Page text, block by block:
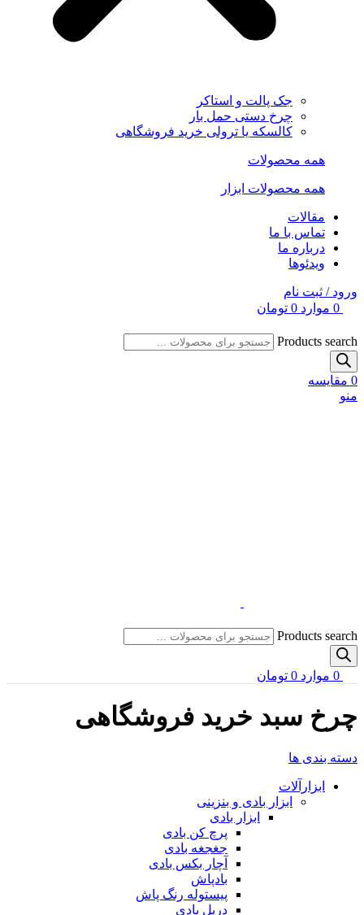
جک پالت و استاکر
چرخ دستی حمل بار
کالسکه یا ترولی خرید فروشگاهی
همه محصولات
همه محصولات ابزار
مقالات
تماس با ما
درباره ما
ویدئوها
ورود / ثبت نام
0 موارد 0 تومان
Products search
0 مقایسه
منو
Products search
0 موارد 0 تومان
چرخ سبد خرید فروشگاهی
دسته بندی ها
ابزارآلات
ابزار بادی و بنزینی
ابزار بادی
پرچ کن بادی
جغجغه بادی
آچار بکس بادی
بادپاش
پیستوله رنگ پاش
دریل بادی